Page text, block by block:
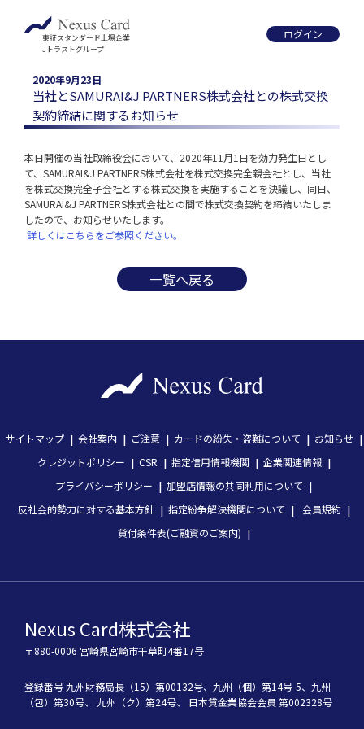
東証スタンダード上場企業
Jトラストグループ
ログイン
2020年9月23日
当社とSAMURAI&J PARTNERS株式会社との株式交換
契約締結に関するお知らせ
本日開催の当社取締役会において、2020年11月1日を効力発生日とし
て、SAMURAI&J PARTNERS株式会社を株式交換完全親会社とし、当社
を株式交換完全子会社とする株式交換を実施することを決議し、同日、
SAMURAI&J PARTNERS株式会社との間で株式交換契約を締結いたしま
したので、お知らせいたします。
詳しくはこちらをご参照ください。
一覧へ戻る
サイトマップ 会社案内 ご注意 カードの紛失・盗難について
お知らせ
クレジットポリシー
CSR 指定信用情報機関
企業関連情報
プライバシーポリシー
加盟店情報の共同利用について
反社会的勢力に対する基本方針
指定紛争解決機関について
会員規約
貸付条件表(ご融資のご案内)
Nexus Card株式会社
〒880-0006 宮崎県宮崎市千草町4番17号
登録番号九州財務局長（15）第00132号、 九州（個）第14号-5、 九州
（包）第30号、
九州（ク）第24号、 日本貸金業協会会員 第002328号